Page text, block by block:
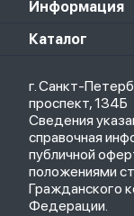
Роботы-
Стилусы
Товары для
Саундбары
Мониторы
ТВ-приставки
Аксессуары к
Чехлы
Рюкзаки
Кабели
Зарядные
Информация
О магазине
Политика
Оплата и
Партнерская
Гарантия
Обмен и
Бонусы
Trade-in
Каталог
Новые
Популярное
Акции
г. Санкт-
проспект, 134Б
Сведения
справочная
публичной
положениями
Гражданского
Федерации.